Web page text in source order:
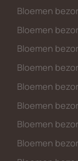
Bloemen
Bloemen
Bloemen
Bloemen
Bloemen
Bloemen
Bloemen
Bloemen